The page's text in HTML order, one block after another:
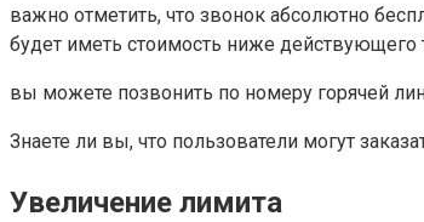
важно отметить, что звонок абсолютно
будет иметь стоимость ниже действующего
вы можете позвонить по номеру горячей
Знаете ли вы, что пользователи могут
Увеличение лимита